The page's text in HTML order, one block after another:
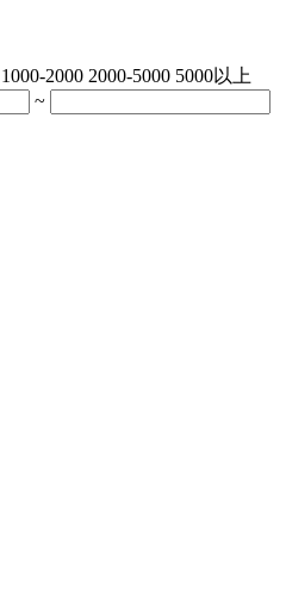
1000-2000 2000-5000 5000以上
~